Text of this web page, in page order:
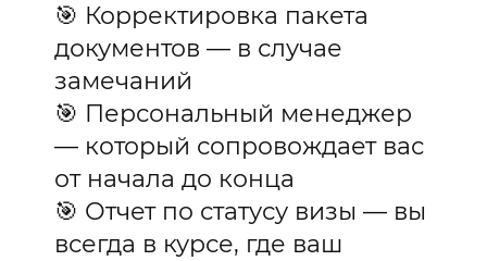
🎯 Корректировка пакета
документов — в случае
замечаний
🎯 Персональный менеджер
— который сопровождает вас
от начала до конца
🎯 Отчет по статусу визы — вы
всегда в курсе, где ваш